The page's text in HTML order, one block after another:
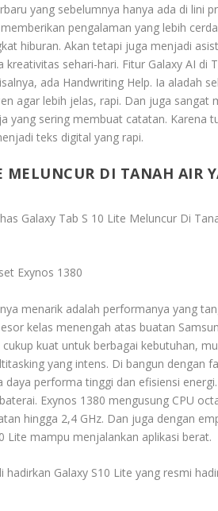
yang sebelumnya hanya ada di lini
pengalaman yang lebih
hiburan. Akan tetapi juga menjadi
kreativitas sehari-hari. Fitur Galaxy AI di
ada Handwriting Help. Ia aladah
agar lebih jelas, rapi. Dan juga sangat
yang sering membuat catatan. Karena
teks digital yang rapi.
MELUNCUR DI TANAH AIR
Galaxy Tab S 10 Lite Meluncur Di
Exynos 1380
menarik adalah performanya yang
kelas menengah atas buatan
kuat untuk berbagai kebutuhan,
yang intens. Di bangun dengan
performa tinggi dan efisiensi
Exynos 1380 mengusung CPU
hingga 2,4 GHz. Dan juga dengan
Lite mampu menjalankan aplikasi berat.
hadirkan Galaxy S10 Lite yang resmi